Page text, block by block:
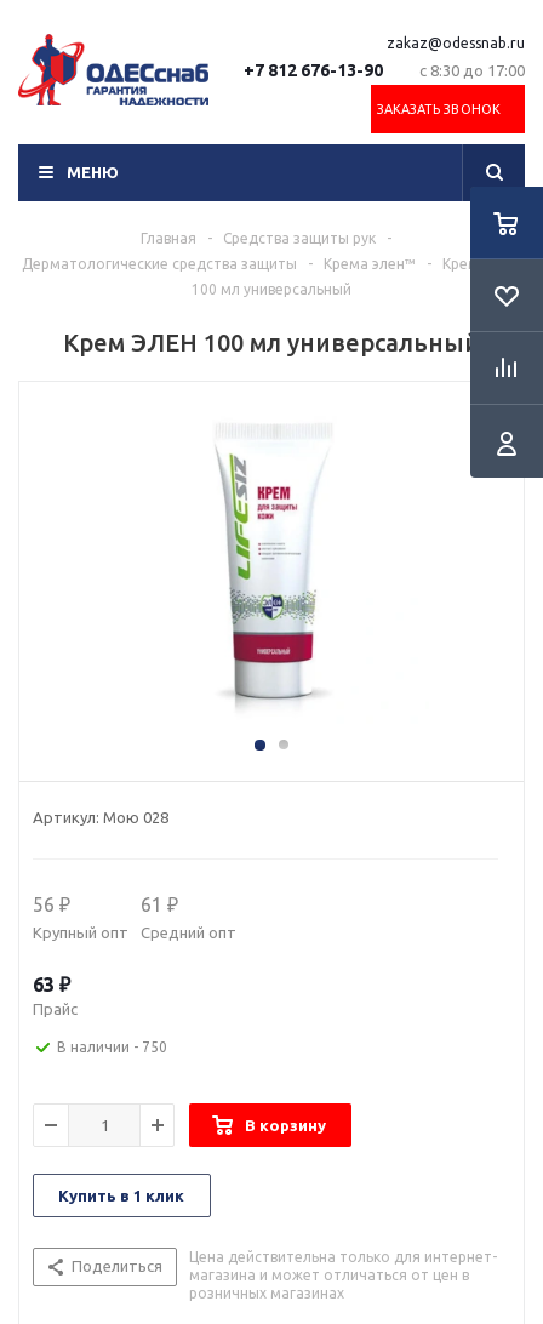
+7 812 676-13-90
zakaz@odessnab.ru
с 8:30 до 17:00
ЗАКАЗАТЬ ЗВОНОК
МЕНЮ
Главная - Средства защиты рук
-
Дерматологические средства защиты
- Крема элен™ -
Крем ЭЛЕН
100 мл универсальный
Крем ЭЛЕН 100 мл универсальный
Артикул: Мою 028
56 ₽
Крупный опт
61 ₽
Средний опт
63 ₽
Прайс
В наличии - 750
В корзину
Купить в 1 клик
Поделиться
Цена действительна только для интернет-
магазина и может отличаться от цен в
розничных магазинах